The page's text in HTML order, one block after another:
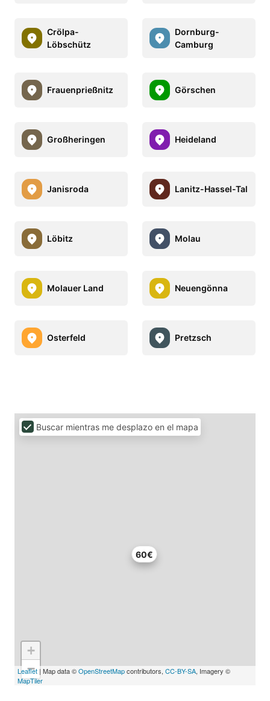
Crölpa-
Löbschütz
Dornburg-
Camburg
Frauenprießnitz Görschen
Großheringen Heideland
Janisroda Lanitz-Hassel-Tal
Löbitz Molau
Molauer Land Neuengönna
Osterfeld Pretzsch
60€
+
−
Leaflet | Map data ©OpenStreetMapcontributors, CC-BY-SA, Imagery ©
MapTiler
Buscar mientras me desplazo en el mapa